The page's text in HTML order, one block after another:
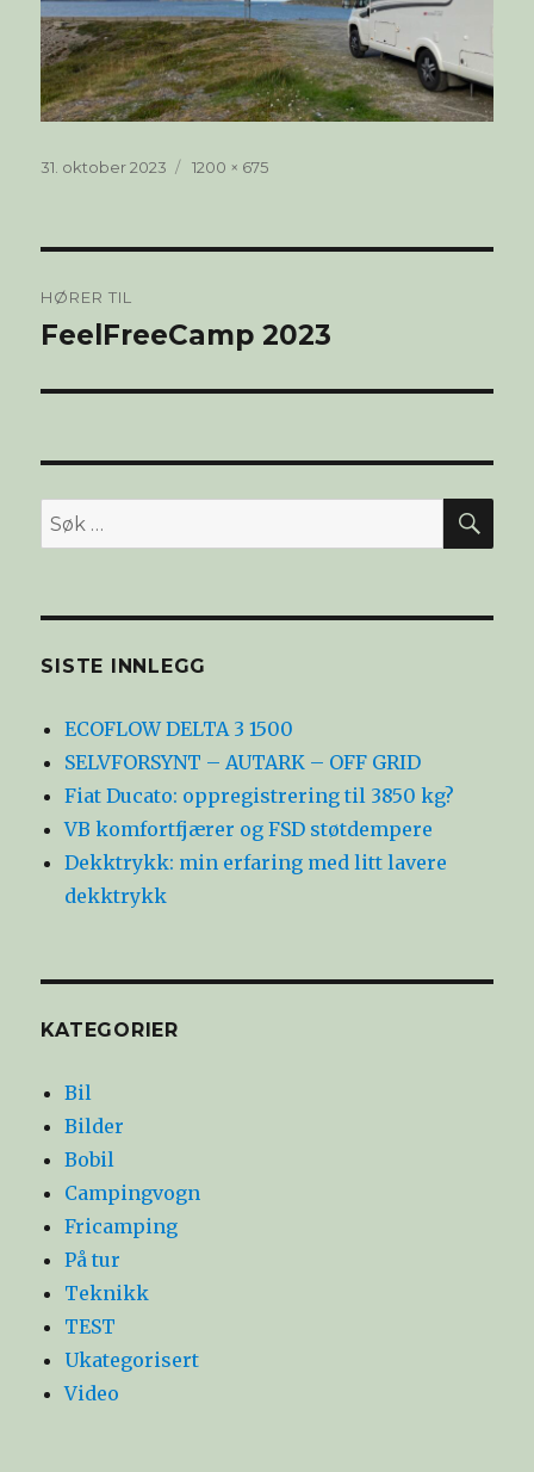
Publisert
31. oktober 2023
Full
1200 × 675
HØRER TIL
FeelFreeCamp 2023
Søk
etter:
SISTE INNLEGG
ECOFLOW DELTA 3 1500
SELVFORSYNT – AUTARK – OFF GRID
Fiat Ducato: oppregistrering til 3850 kg?
VB komfortfjærer og FSD støtdempere
Dekktrykk: min erfaring med litt lavere
dekktrykk
KATEGORIER
Bil
Bilder
Bobil
Campingvogn
Fricamping
På tur
Teknikk
TEST
Ukategorisert
Video